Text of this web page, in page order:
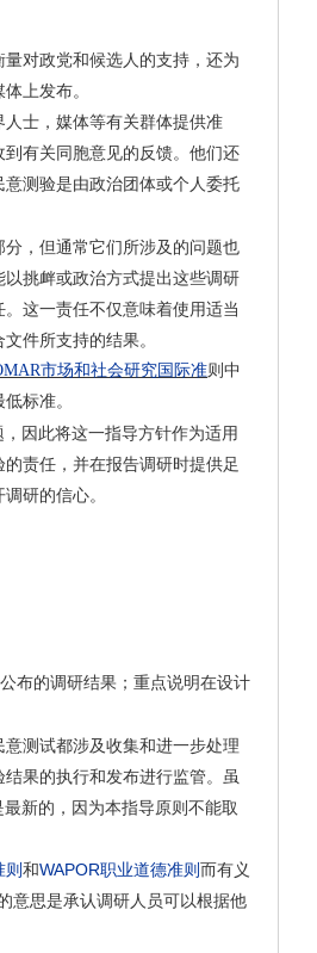
对政党和候选人的支持，还为
上发布。
士，媒体等有关群体提供准
有关同胞意见的反馈。他们还
测验是由政治团体或个人委托
，但通常它们所涉及的问题也
挑衅或政治方式提出这些调研
这一责任不仅意味着使用适当
件所支持的结果。
市场和社会研究国际准则中
标准。
因此将这一指导方针作为适用
责任，并在报告调研时提供足
研的信心。
布的调研结果；重点说明在设计
测试都涉及收集和进一步处理
果的执行和发布进行监管。虽
新的，因为本指导原则不能取
则和WAPOR职业道德准则而有义
意思是承认调研人员可以根据他